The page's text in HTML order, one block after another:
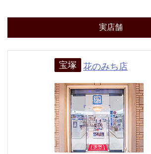
実店舗
宝塚 花のみち店